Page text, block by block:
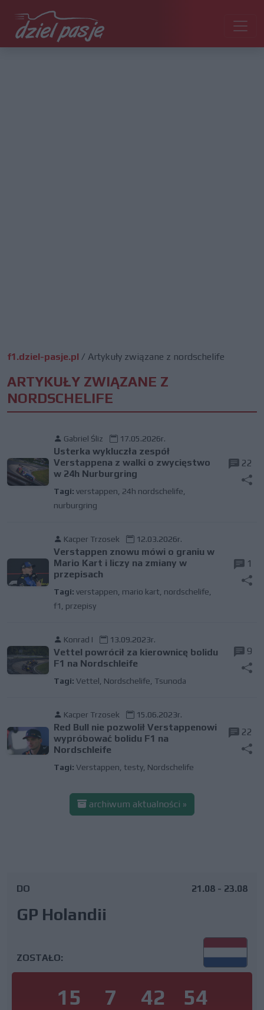
f1.dziel-pasje.pl / Artykuły związane z nordschelife
ARTYKUŁY ZWIĄZANE Z
NORDSCHELIFE
Gabriel Śliz 17.05.2026r.
Usterka wykluczła zespół
Verstappena z walki o zwycięstwo
w 24h Nurburgring
Tagi: verstappen 24h nordschelife
nurburgring
22
Kacper Trzosek 12.03.2026r.
Verstappen znowu mówi o graniu w
Mario Kart i liczy na zmiany w
przepisach
Tagi: verstappen mario kart nordschelife
f1
przepisy
1
Konrad I 13.09.2023r.
Vettel powrócił za kierownicę bolidu
F1 na Nordschleife
Tagi: Vettel Nordschelife Tsunoda
9
Kacper Trzosek 15.06.2023r.
Red Bull nie pozwolił Verstappenowi
wypróbować bolidu F1 na
Nordschleife
Tagi: Verstappen testy, Nordschelife
22
archiwum aktualności »
DO
GP Holandii
21.08 - 23.08
ZOSTAŁO:
15 7 42 53